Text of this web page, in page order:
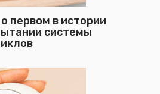
первом в истории
системы